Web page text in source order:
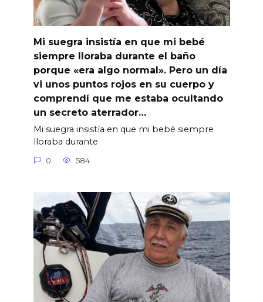
Mi suegra insistía en que mi bebé
siempre lloraba durante el baño
porque «era algo normal». Pero un día
vi unos puntos rojos en su cuerpo y
comprendí que me estaba ocultando
un secreto aterrador…
Mi suegra insistía en que mi bebé siempre
lloraba durante
0 584